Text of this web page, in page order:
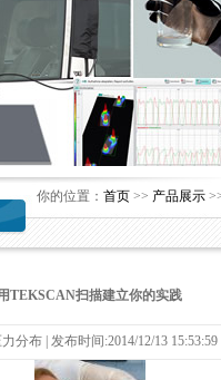
你的位置： 首页 >> 产品展示
TEKSCAN扫描建立你的实践
分布 | 发布时间:2014/12/13 15:53:59